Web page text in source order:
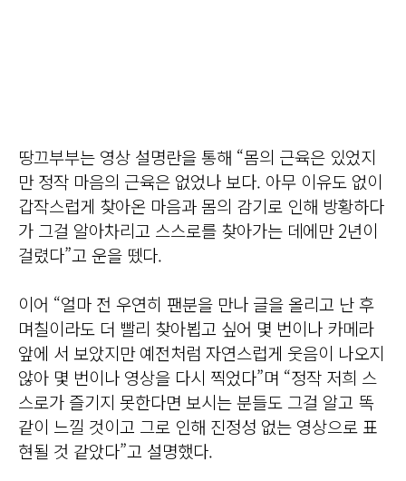
땅끄부부는 영상 설명란을 통해 “몸의 근육은 있었지
만 정작 마음의 근육은 없었나 보다. 아무 이유도 없이
갑작스럽게 찾아온 마음과 몸의 감기로 인해 방황하다
가 그걸 알아차리고 스스로를 찾아가는 데에만 2년이
걸렸다”고 운을 뗐다.
이어 “얼마 전 우연히 팬분을 만나 글을 올리고 난 후
며칠이라도 더 빨리 찾아뵙고 싶어 몇 번이나 카메라
앞에 서 보았지만 예전처럼 자연스럽게 웃음이 나오지
않아 몇 번이나 영상을 다시 찍었다”며 “정작 저희 스
스로가 즐기지 못한다면 보시는 분들도 그걸 알고 똑
같이 느낄 것이고 그로 인해 진정성 없는 영상으로 표
현될 것 같았다”고 설명했다.